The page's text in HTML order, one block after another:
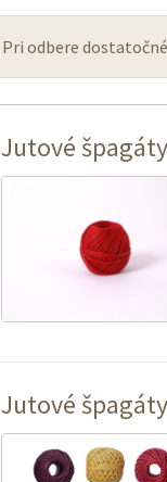
Pri odbere
Jutové
Jutové